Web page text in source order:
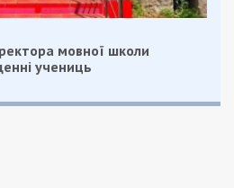
мовної школи
учениць